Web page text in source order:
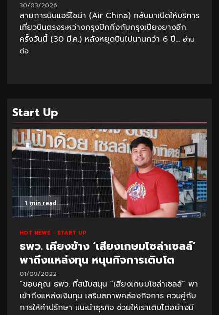
30/03/2026
สายการบินแอร์ไชน่า (Air China) กลับมาเปิดให้บริการ
เที่ยวบินตรงระหว่างกรุงปักกิ่งกับกรุงเปียงยางอีก
ครั้งวันนี้ (30 มี.ค.) หลังหยุดบินไปนานกว่า 6 ปี... อ่าน
ต่อ
Start Up
1 min read
HOT NEWS START UP
ธพว. เคียงข้าง ‘เสียงเกษมโซล่าเซลล์’
พาถึงแหล่งทุน หนุนกิจการเติบโต
01/09/2022
“ขอบคุณ ธพว. ที่สนับสนุน “เสียงเกษมโซล่าเซลล์” พา
เข้าถึงแหล่งเงินทุน เสริมสภาพคล่องกิจการ ควบคู่กับ
การให้คำปรึกษา แนะนำธุรกิจ ช่วยให้เราเติบโตอย่างมี